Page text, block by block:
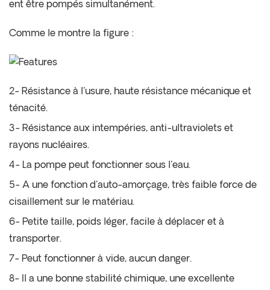
ent être pompés simultanément.
Comme le montre la figure :
2- Résistance à l'usure, haute résistance mécanique et
ténacité.
3- Résistance aux intempéries, anti-ultraviolets et
rayons nucléaires.
4- La pompe peut fonctionner sous l'eau.
5- A une fonction d'auto-amorçage, très faible force de
cisaillement sur le matériau.
6- Petite taille, poids léger, facile à déplacer et à
transporter.
7- Peut fonctionner à vide, aucun danger.
8- Il a une bonne stabilité chimique, une excellente